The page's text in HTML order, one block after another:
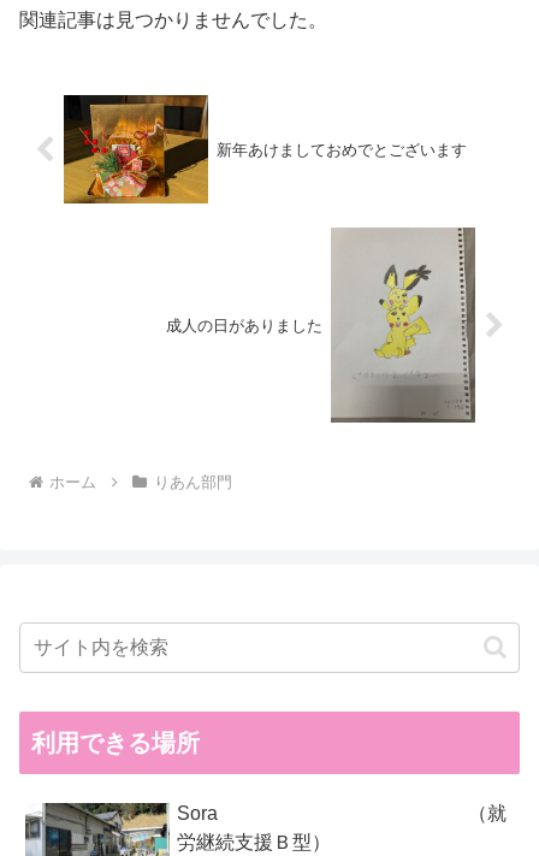
関連記事は見つかりませんでした。
新年あけましておめでとございます
成人の日がありました
ホーム りあん部門
利用できる場所
Sora （就
労継続支援Ｂ型）